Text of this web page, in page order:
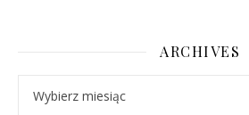
ARCHIVES